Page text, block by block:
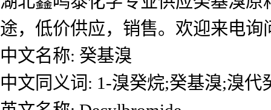
途，低价供应，销售。欢迎来电
中文名称: 癸基溴
中文同义词: 1-溴癸烷;癸基溴;溴